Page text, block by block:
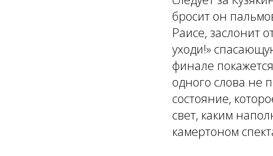
бросит он
Раисе, заслонит
уходи!»
финале
одного слова не
состояние,
свет, каким
камертоном